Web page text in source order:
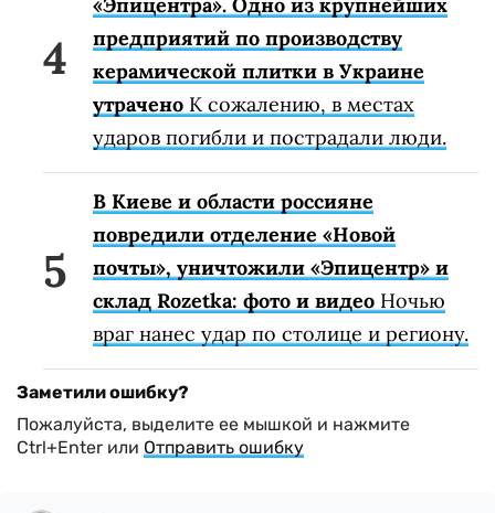
«Эпицентра». Одно из крупнейших
предприятий по производству
керамической плитки в Украине
утрачено К сожалению, в местах
ударов погибли и пострадали люди.
В Киеве и области россияне
повредили отделение «Новой
почты», уничтожили «Эпицентр» и
склад Rozetka: фото и видео Ночью
враг нанес удар по столице и региону.
Заметили ошибку?
Пожалуйста, выделите ее мышкой и нажмите
Ctrl+Enter или Отправить ошибку